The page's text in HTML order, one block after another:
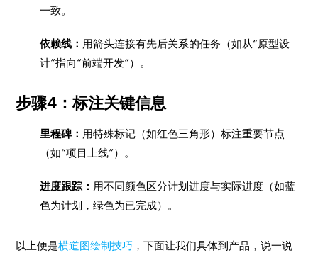
一致。
依赖线： 用箭头连接有先后关系的任务（如从“原型设
计”指向“前端开发”）。
步骤4：标注关键信息
里程碑： 用特殊标记（如红色三角形）标注重要节点
（如“项目上线”）。
进度跟踪： 用不同颜色区分计划进度与实际进度（如蓝
色为计划，绿色为已完成）。
以上便是横道图绘制技巧 ，下面让我们具体到产品，说一说